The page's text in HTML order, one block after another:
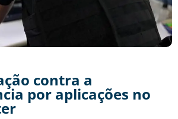
contra a
por aplicações no